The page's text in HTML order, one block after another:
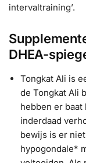
intervaltraining’.
DHEA-
Tongkat Ali is
de Tongkat Ali
hebben er
inderdaad
bewijs is er
hypogondale*